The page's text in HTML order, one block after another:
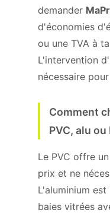
demander
d'économies
ou une TVA à
L'intervention
nécessaire
Comment
PVC, alu ou
Le PVC offre
prix et ne
L'aluminium
baies vitrées